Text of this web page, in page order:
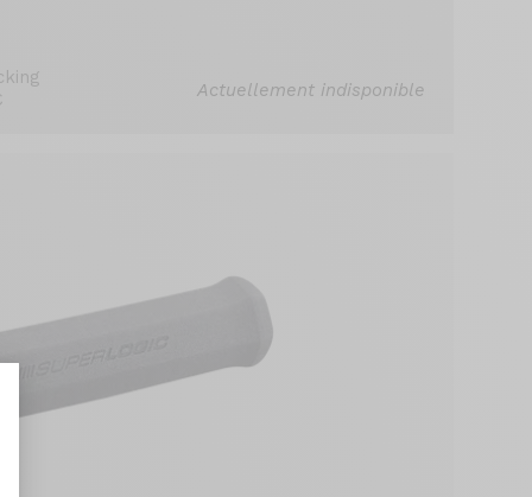
Actuellement indisponible